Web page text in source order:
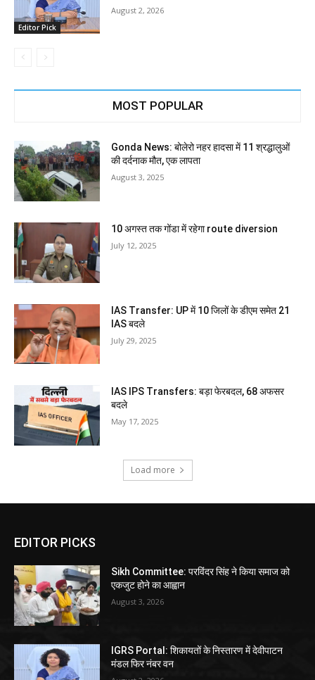
Editor Pick
August 2, 2026
MOST POPULAR
Gonda News: बोलेरो नहर हादसा में 11 श्रद्धालुओं
की दर्दनाक मौत, एक लापता
August 3, 2025
10 अगस्त तक गोंडा में रहेगा route diversion
July 12, 2025
IAS Transfer: UP में 10 जिलों के डीएम समेत 21
IAS बदले
July 29, 2025
IAS IPS Transfers: बड़ा फेरबदल, 68 अफसर
बदले
May 17, 2025
Load more
EDITOR PICKS
Sikh Committee: परविंदर सिंह ने किया समाज को
एकजुट होने का आह्वान
August 3, 2026
IGRS Portal: शिकायतों के निस्तारण में देवीपाटन
मंडल फिर नंबर वन